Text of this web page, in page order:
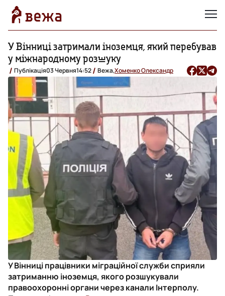
У Вінниці затримали іноземця, який перебував
у міжнародному розшуку
Публікація03 Червня14:52 Вежа,Хоменко Олександр
У Вінниці працівники міграційної служби сприяли
затриманню іноземця, якого розшукували
правоохоронні органи через канали Інтерполу.